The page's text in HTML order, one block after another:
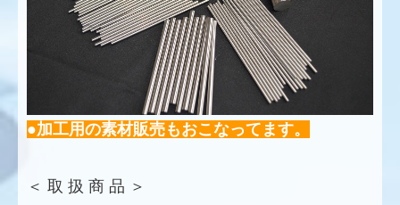
●加工用の素材販売もおこなってます。
＜ 取 扱 商 品 ＞